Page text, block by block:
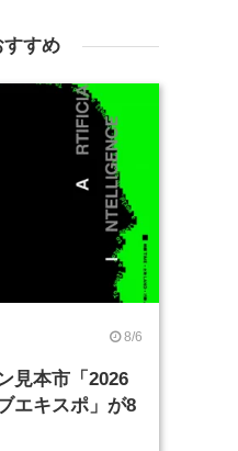
すめ
8/6
見本市「2026
エキスポ」が8